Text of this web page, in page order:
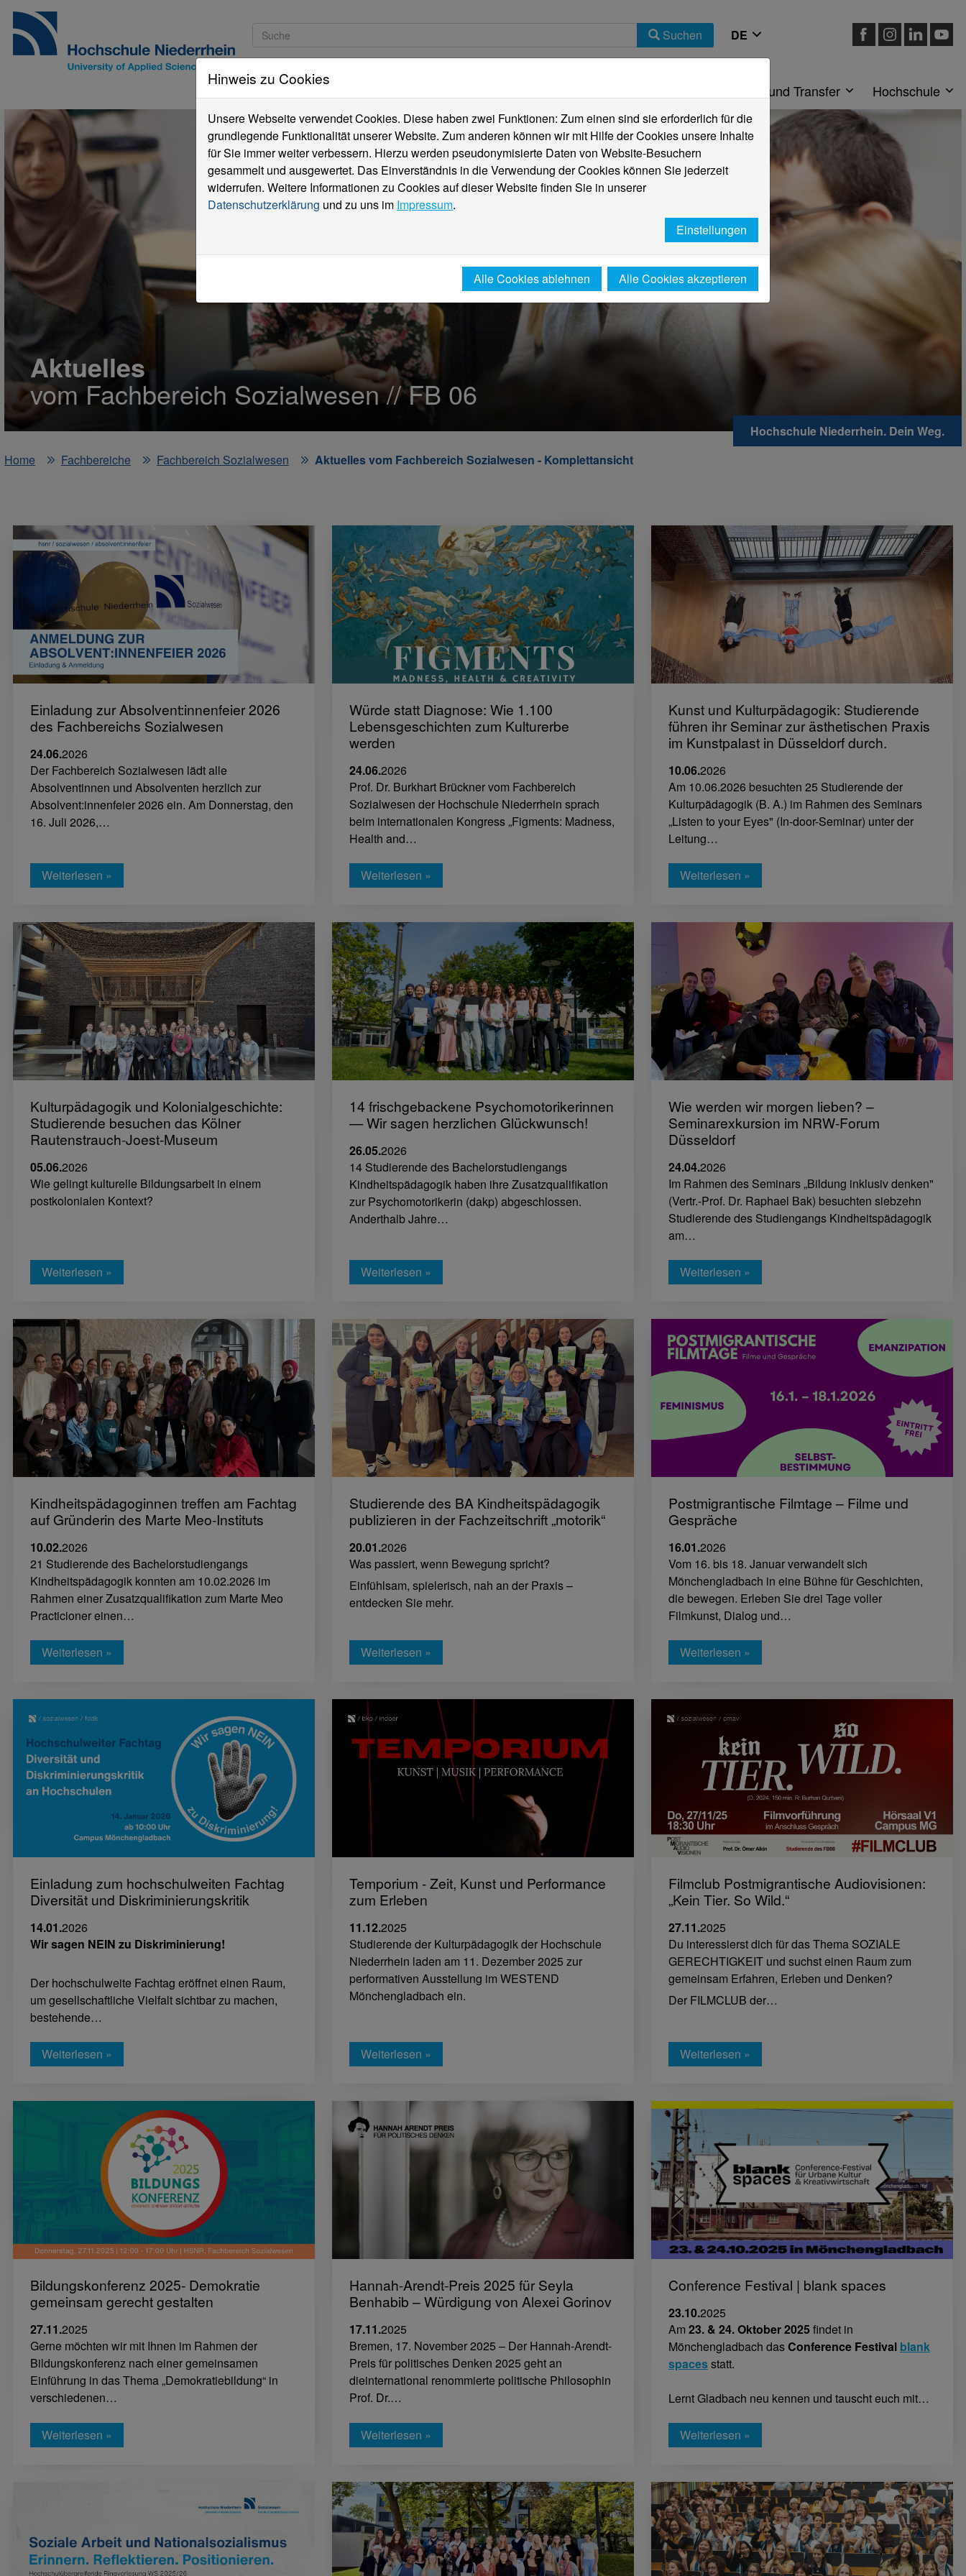
Suchen
Studieninteressierte Forschung und Transfer Hochschule
Aktuelles
vom Fachbereich Sozialwesen // FB 06
Hochschule Niederrhein. Dein Weg.
Home
Fachbereiche Fachbereich Sozialwesen Aktuelles vom Fachbereich Sozialwesen - Komplettansicht
Einladung zur Absolvent:innenfeier 2026
des Fachbereichs Sozialwesen
24.06.2026
Der Fachbereich Sozialwesen lädt alle
Absolventinnen und Absolventen herzlich zur
Absolvent:innenfeier 2026 ein. Am Donnerstag, den
16. Juli 2026,…
Weiterlesen »
Würde statt Diagnose: Wie 1.100
Lebensgeschichten zum Kulturerbe
werden
24.06.2026
Prof. Dr. Burkhart Brückner vom Fachbereich
Sozialwesen der Hochschule Niederrhein sprach
beim internationalen Kongress „Figments: Madness,
Health and…
Weiterlesen »
Kunst und Kulturpädagogik: Studierende
führen ihr Seminar zur ästhetischen Praxis
im Kunstpalast in Düsseldorf durch.
10.06.2026
Am 10.06.2026 besuchten 25 Studierende der
Kulturpädagogik (B. A.) im Rahmen des Seminars
„Listen to your Eyes" (In-door-Seminar) unter der
Leitung…
Weiterlesen »
Kulturpädagogik und Kolonialgeschichte:
Studierende besuchen das Kölner
Rautenstrauch-Joest-Museum
05.06.2026
Wie gelingt kulturelle Bildungsarbeit in einem
postkolonialen Kontext?
Weiterlesen »
14 frischgebackene Psychomotorikerinnen
— Wir sagen herzlichen Glückwunsch!
26.05.2026
14 Studierende des Bachelorstudiengangs
Kindheitspädagogik haben ihre Zusatzqualifikation
zur Psychomotorikerin (dakp) abgeschlossen.
Anderthalb Jahre…
Weiterlesen »
Wie werden wir morgen lieben? –
Seminarexkursion im NRW-Forum
Düsseldorf
24.04.2026
Im Rahmen des Seminars „Bildung inklusiv denken"
(Vertr.-Prof. Dr. Raphael Bak) besuchten siebzehn
Studierende des Studiengangs Kindheitspädagogik
am…
Weiterlesen »
Kindheitspädagoginnen treffen am Fachtag
auf Gründerin des Marte Meo-Instituts
10.02.2026
21 Studierende des Bachelorstudiengangs
Kindheitspädagogik konnten am 10.02.2026 im
Rahmen einer Zusatzqualifikation zum Marte Meo
Practicioner einen…
Weiterlesen »
Studierende des BA Kindheitspädagogik
publizieren in der Fachzeitschrift „motorik“
20.01.2026
Was passiert, wenn Bewegung spricht?
Einfühlsam, spielerisch, nah an der Praxis –
entdecken Sie mehr.
Weiterlesen »
Postmigrantische Filmtage – Filme und
Gespräche
16.01.2026
Vom 16. bis 18. Januar verwandelt sich
Mönchengladbach in eine Bühne für Geschichten,
die bewegen. Erleben Sie drei Tage voller
Filmkunst, Dialog und…
Weiterlesen »
Einladung zum hochschulweiten Fachtag
Diversität und Diskriminierungskritik
14.01.2026
Wir sagen NEIN zu Diskriminierung!
Der hochschulweite Fachtag eröffnet einen Raum,
um gesellschaftliche Vielfalt sichtbar zu machen,
bestehende…
Weiterlesen »
Temporium - Zeit, Kunst und Performance
zum Erleben
11.12.2025
Studierende der Kulturpädagogik der Hochschule
Niederrhein laden am 11. Dezember 2025 zur
performativen Ausstellung im WESTEND
Mönchengladbach ein.
Weiterlesen »
Filmclub Postmigrantische Audiovisionen:
„Kein Tier. So Wild.“
27.11.2025
Du interessierst dich für das Thema SOZIALE
GERECHTIGKEIT und suchst einen Raum zum
gemeinsam Erfahren, Erleben und Denken?
Der FILMCLUB der…
Weiterlesen »
Bildungskonferenz 2025- Demokratie
gemeinsam gerecht gestalten
27.11.2025
Gerne möchten wir mit Ihnen im Rahmen der
Bildungskonferenz nach einer gemeinsamen
Einführung in das Thema „Demokratiebildung“ in
verschiedenen…
Weiterlesen »
Hannah-Arendt-Preis 2025 für Seyla
Benhabib – Würdigung von Alexei Gorinov
17.11.2025
Bremen, 17. November 2025 – Der Hannah-Arendt-
Preis für politisches Denken 2025 geht an
dieinternational renommierte politische Philosophin
Prof. Dr.…
Weiterlesen »
Conference Festival | blank spaces
23.10.2025
Am 23. & 24. Oktober 2025findet in
Mönchengladbach dasConference Festival blank
spacesstatt.
Lernt Gladbach neu kennen und tauscht euch mit…
Weiterlesen »
Hinweis zu Cookies
Unsere Webseite verwendet Cookies. Diese haben zwei Funktionen: Zum einen sind sie erforderlich für die
grundlegende Funktionalität unserer Website. Zum anderen können wir mit Hilfe der Cookies unsere Inhalte
für Sie immer weiter verbessern. Hierzu werden pseudonymisierte Daten von Website-Besuchern
gesammelt und ausgewertet. Das Einverständnis in die Verwendung der Cookies können Sie jederzeit
widerrufen. Weitere Informationen zu Cookies auf dieser Website finden Sie in unserer
Datenschutzerklärung und zu uns im Impressum.
Einstellungen
Alle Cookies ablehnen Alle Cookies akzeptieren